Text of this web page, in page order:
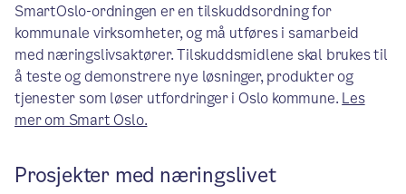
SmartOslo-ordningen er en tilskuddsordning for
kommunale virksomheter, og må utføres i samarbeid
med næringslivsaktører. Tilskuddsmidlene skal brukes til
å teste og demonstrere nye løsninger, produkter og
tjenester som løser utfordringer i Oslo kommune. Les
mer om Smart Oslo.
Prosjekter med næringslivet